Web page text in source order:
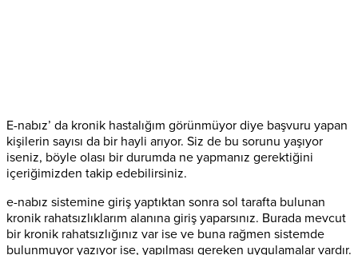
E-nabız’ da kronik hastalığım görünmüyor diye başvuru yapan
kişilerin sayısı da bir hayli arıyor. Siz de bu sorunu yaşıyor
iseniz, böyle olası bir durumda ne yapmanız gerektiğini
içeriğimizden takip edebilirsiniz.
e-nabız sistemine giriş yaptıktan sonra sol tarafta bulunan
kronik rahatsızlıklarım alanına giriş yaparsınız. Burada mevcut
bir kronik rahatsızlığınız var ise ve buna rağmen sistemde
bulunmuyor yazıyor ise, yapılması gereken uygulamalar vardır.